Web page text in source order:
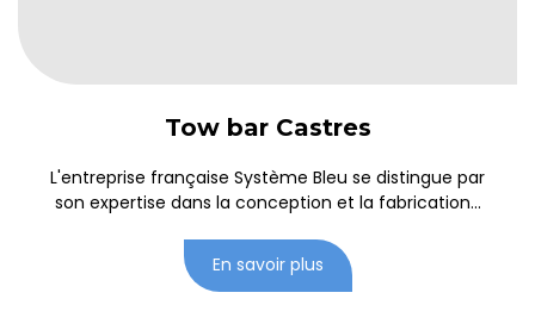
Tow bar Castres
L'entreprise française Système Bleu se distingue par
son expertise dans la conception et la fabrication...
En savoir plus